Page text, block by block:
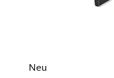
Neu